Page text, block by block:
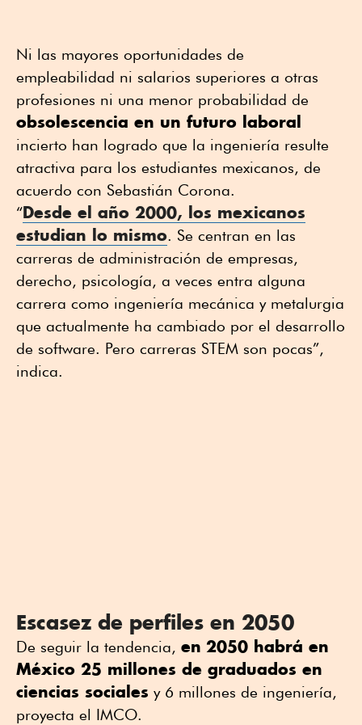
Ni las mayores oportunidades de
empleabilidad ni salarios superiores a otras
profesiones ni una menor probabilidad de
obsolescencia en un futuro laboral
incierto han logrado que la ingeniería resulte
atractiva para los estudiantes mexicanos, de
acuerdo con Sebastián Corona.
“Desde el año 2000, los mexicanos
estudian lo mismo. Se centran en las
carreras de administración de empresas,
derecho, psicología, a veces entra alguna
carrera como ingeniería mecánica y metalurgia
que actualmente ha cambiado por el desarrollo
de software. Pero carreras STEM son pocas”,
indica.
Escasez de perfiles en 2050
De seguir la tendencia, en 2050 habrá en
México 25 millones de graduados en
ciencias sociales y 6 millones de ingeniería,
proyecta el IMCO.